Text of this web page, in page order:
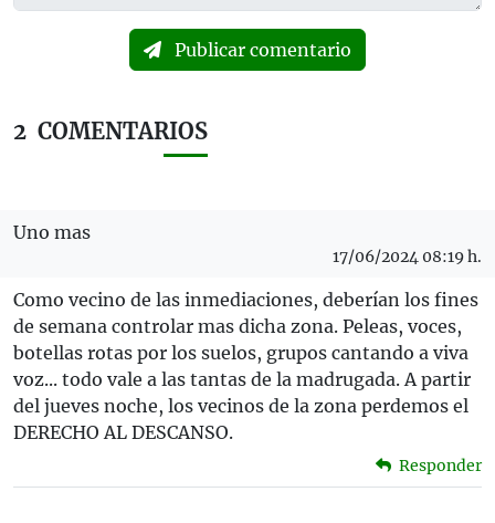
Publicar comentario
2 COMENTARIOS
Uno mas
17/06/2024 08:19 h.
Como vecino de las inmediaciones, deberían los fines
de semana controlar mas dicha zona. Peleas, voces,
botellas rotas por los suelos, grupos cantando a viva
voz... todo vale a las tantas de la madrugada. A partir
del jueves noche, los vecinos de la zona perdemos el
DERECHO AL DESCANSO.
Responder